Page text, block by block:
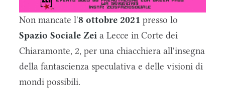
Non mancate l'8 ottobre 2021 presso lo
Spazio Sociale Zei a Lecce in Corte dei
Chiaramonte, 2, per una chiacchiera all'insegna
della fantascienza speculativa e delle visioni di
mondi possibili.